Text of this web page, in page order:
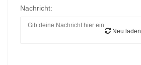
Nachricht:
Neu laden